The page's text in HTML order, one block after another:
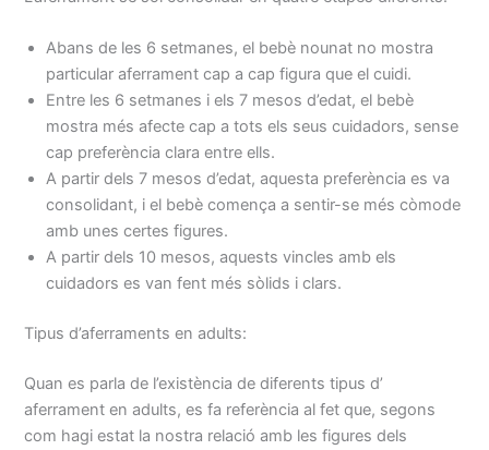
Abans de les 6 setmanes, el bebè nounat no mostra
particular aferrament cap a cap figura que el cuidi.
Entre les 6 setmanes i els 7 mesos d’edat, el bebè
mostra més afecte cap a tots els seus cuidadors, sense
cap preferència clara entre ells.
A partir dels 7 mesos d’edat, aquesta preferència es va
consolidant, i el bebè comença a sentir-se més còmode
amb unes certes figures.
A partir dels 10 mesos, aquests vincles amb els
cuidadors es van fent més sòlids i clars.
Tipus d’aferraments en adults:
Quan es parla de l’existència de diferents tipus d’
aferrament en adults, es fa referència al fet que, segons
com hagi estat la nostra relació amb les figures dels